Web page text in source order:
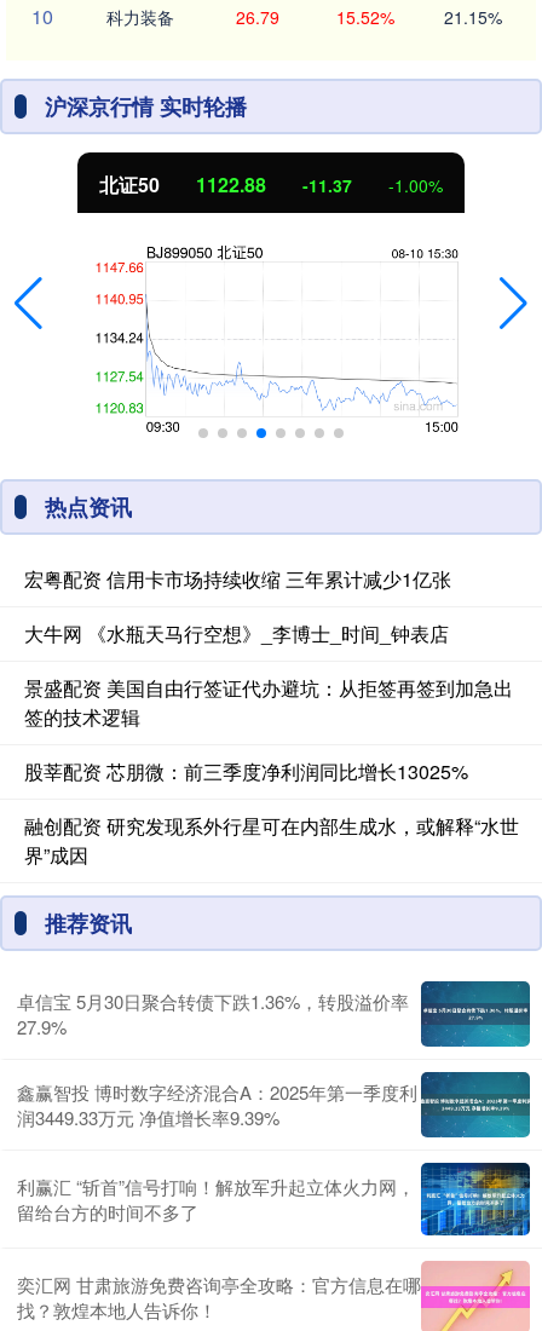
10 科力装备 26.79 15.52% 21.15%
沪深京行情 实时轮播
北证50 1122.88 -11.37 -1.00%
热点资讯
宏粤配资 信用卡市场持续收缩 三年累计减少1亿张
大牛网 《水瓶天马行空想》_李博士_时间_钟表店
景盛配资 美国自由行签证代办避坑：从拒签再签到加急出
签的技术逻辑
股莘配资 芯朋微：前三季度净利润同比增长13025%
融创配资 研究发现系外行星可在内部生成水，或解释“水世
界”成因
推荐资讯
卓信宝 5月30日聚合转债下跌1.36%，转股溢价率
27.9%
鑫赢智投 博时数字经济混合A：2025年第一季度利
润3449.33万元 净值增长率9.39%
利赢汇 “斩首”信号打响！解放军升起立体火力网，
留给台方的时间不多了
奕汇网 甘肃旅游免费咨询亭全攻略：官方信息在哪
找？敦煌本地人告诉你！